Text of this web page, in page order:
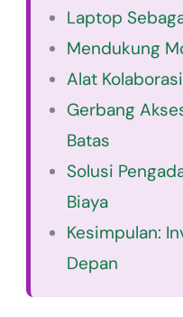
Laptop
Mendukung
Alat
Gerbang
Batas
Solusi
Biaya
Kesimpulan:
Depan